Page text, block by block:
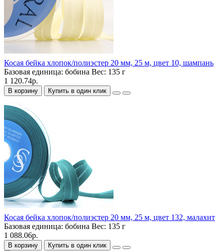
Косая бейка хлопок/полиэстер 20 мм, 25 м, цвет 10, шампань
Базовая единица: бобина Вес: 135 г
1 120.74р.
В корзину Купить в один клик
Косая бейка хлопок/полиэстер 20 мм, 25 м, цвет 132, малахит
Базовая единица: бобина Вес: 135 г
1 088.06р.
В корзину Купить в один клик